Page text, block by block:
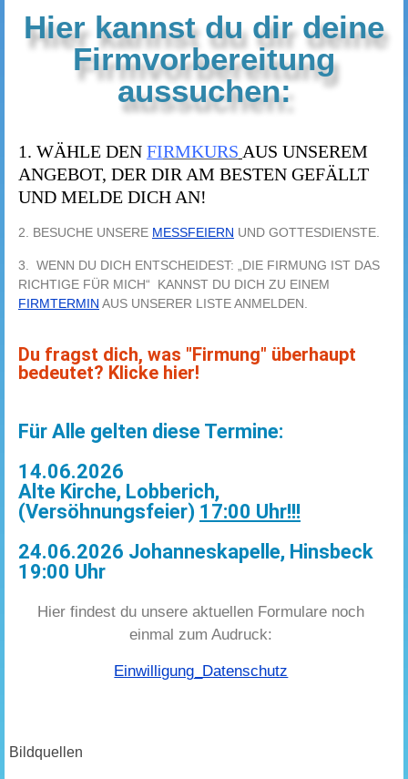
Hier kannst du dir deine
Firmvorbereitung
aussuchen:
1. WÄHLE DEN FIRMKURS AUS UNSEREM
ANGEBOT, DER DIR AM BESTEN GEFÄLLT
UND MELDE DICH AN!
2. BESUCHE UNSERE MESSFEIERN UND GOTTESDIENSTE.
3. WENN DU DICH ENTSCHEIDEST: „DIE FIRMUNG IST DAS
RICHTIGE FÜR MICH“ KANNST DU DICH ZU EINEM
FIRMTERMIN AUS UNSERER LISTE ANMELDEN.
Du fragst dich, was "Firmung" überhaupt
bedeutet? Klicke hier!
Für Alle gelten diese Termine:
14.06.2026
Alte Kirche, Lobberich,
(Versöhnungsfeier) 17:00 Uhr!!!
24.06.2026 Johanneskapelle, Hinsbeck
19:00 Uhr
Hier findest du unsere aktuellen Formulare noch
einmal zum Audruck:
Einwilligung_Datenschutz
Bildquellen